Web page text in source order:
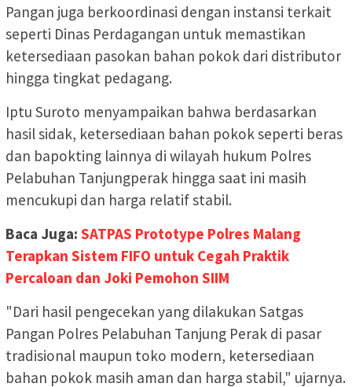
Pangan juga berkoordinasi dengan instansi terkait
seperti Dinas Perdagangan untuk memastikan
ketersediaan pasokan bahan pokok dari distributor
hingga tingkat pedagang.
Iptu Suroto menyampaikan bahwa berdasarkan
hasil sidak, ketersediaan bahan pokok seperti beras
dan bapokting lainnya di wilayah hukum Polres
Pelabuhan Tanjungperak hingga saat ini masih
mencukupi dan harga relatif stabil.
Baca Juga: SATPAS Prototype Polres Malang
Terapkan Sistem FIFO untuk Cegah Praktik
Percaloan dan Joki Pemohon SIIM
"Dari hasil pengecekan yang dilakukan Satgas
Pangan Polres Pelabuhan Tanjung Perak di pasar
tradisional maupun toko modern, ketersediaan
bahan pokok masih aman dan harga stabil," ujarnya.